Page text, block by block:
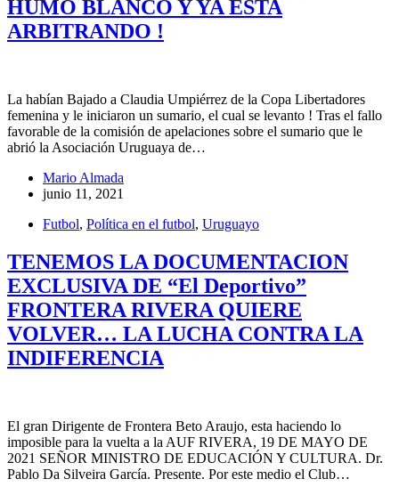
HUMO BLANCO Y YA ESTA
ARBITRANDO !
La habían Bajado a Claudia Umpiérrez de la Copa Libertadores
femenina y le iniciaron un sumario, el cual se levanto ! Tras el fallo
favorable de la comisión de apelaciones sobre el sumario que le
abrió la Asociación Uruguaya de…
Mario Almada
junio 11, 2021
Futbol, Política en el futbol, Uruguayo
TENEMOS LA DOCUMENTACION
EXCLUSIVA DE “El Deportivo”
FRONTERA RIVERA QUIERE
VOLVER… LA LUCHA CONTRA LA
INDIFERENCIA
El gran Dirigente de Frontera Beto Araujo, esta haciendo lo
imposible para la vuelta a la AUF RIVERA, 19 DE MAYO DE
2021 SEÑOR MINISTRO DE EDUCACIÓN Y CULTURA. Dr.
Pablo Da Silveira García. Presente. Por este medio el Club…